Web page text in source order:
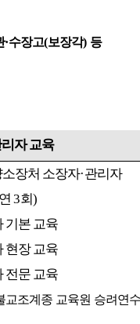
·수장고(보장각) 등
자 교육
장처 소장자·관리자
연3회)
기본 교육
현장 교육
전문 교육
교조계종 교육원 승려연